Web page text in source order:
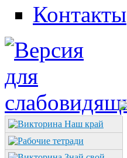
Контакты